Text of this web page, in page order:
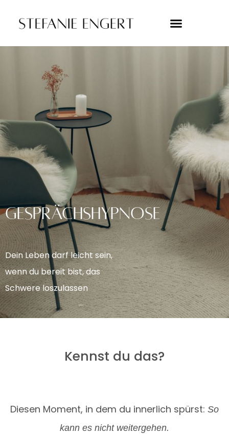
Gesprächshypnose
Dein Leben darf leicht sein,
wenn du bereit bist, das
Schwere loszulassen
Kennst du das?
Diesen Moment, in dem du innerlich spürst: So
kann es nicht weitergehen.